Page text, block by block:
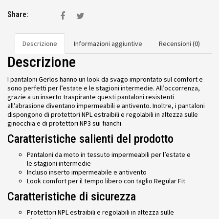
Share:
Descrizione Informazioni aggiuntive Recensioni (0)
Descrizione
I pantaloni Gerlos hanno un look da svago improntato sul comfort e
sono perfetti per l’estate e le stagioni intermedie. All’occorrenza,
grazie a un inserto traspirante questi pantaloni resistenti
all’abrasione diventano impermeabili e antivento. Inoltre, i pantaloni
dispongono di protettori NPL estraibili e regolabili in altezza sulle
ginocchia e di protettori NP3 sui fianchi.
Caratteristiche salienti del prodotto
Pantaloni da moto in tessuto impermeabili per l’estate e
le stagioni intermedie
Incluso inserto impermeabile e antivento
Look comfort per il tempo libero con taglio Regular Fit
Caratteristiche di sicurezza
Protettori NPL estraibili e regolabili in altezza sulle